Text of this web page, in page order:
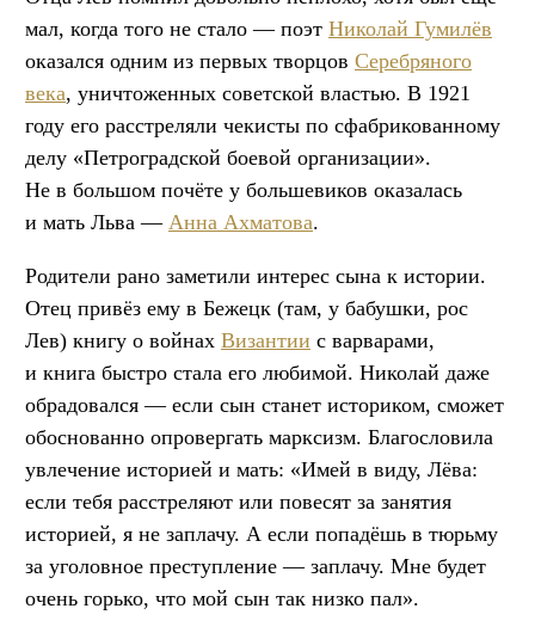
мал, когда того не стало — поэт Николай Гумилёв
оказался одним из первых творцов Серебряного
века, уничтоженных советской властью. В 1921
году его расстреляли чекисты по сфабрикованному
делу «Петроградской боевой организации».
Не в большом почёте у большевиков оказалась
и мать Льва — Анна Ахматова.
Родители рано заметили интерес сына к истории.
Отец привёз ему в Бежецк (там, у бабушки, рос
Лев) книгу о войнах Византии с варварами,
и книга быстро стала его любимой. Николай даже
обрадовался — если сын станет историком, сможет
обоснованно опровергать марксизм. Благословила
увлечение историей и мать: «Имей в виду, Лёва:
если тебя расстреляют или повесят за занятия
историей, я не заплачу. А если попадёшь в тюрьму
за уголовное преступление — заплачу. Мне будет
очень горько, что мой сын так низко пал».